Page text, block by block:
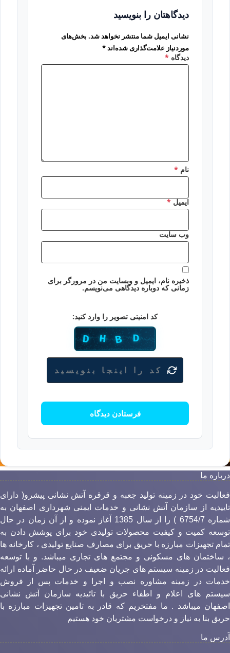
دیدگاهتان را بنویسید
نشانی ایمیل شما منتشر نخواهد شد. بخش‌های
موردنیاز علامت‌گذاری شده‌اند*
دیدگاه *
نام *
ایمیل *
وب‌ سایت
ذخیره نام، ایمیل و وبسایت من در مرورگر برای
زمانی که دوباره دیدگاهی می‌نویسم.
کد امنیتی تصویر را وارد کنید:
ما
خود در زمینه تولید جعبه و قرقره آتش نشانی پیشرو( دارای
از سازمان آتش نشانی و خدمات ایمنی شهرداری اصفهان به
شماره 6754/7 ) را از سال 1385 آغاز نموده و از آن زمان در حال
کمیت و کیفیت محصولات تولیدی خود برای پوشش دادن به
تجهیزات مبارزه با حریق برای مصارف صنایع تولیدی ، کارخانه ها
ساختمان های مسکونی و مجتمع های تجاری میباشد. و با توسعه
در زمینه سیستم های جریان ضعیف در حال حاضر آماده ارائه
در زمینه مشاوره نصب و اجرا و خدمات پس از فروش
های اعلام و اطفاء حریق با تائیدیه سازمان آتش نشانی
میباشد . ما مفتخریم که قادر به تامین تجهیزات مبارزه با
بنا به نیاز و درخواست مشتریان خود هستیم
ما